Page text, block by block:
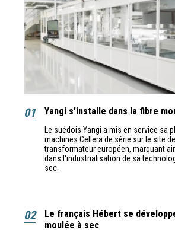
01 Yangi s'installe dans la fibre
Le suédois Yangi a mis en service sa
machines Cellera de série sur le site
transformateur européen, marquant
dans l'industrialisation de sa
sec.
02
Le français Hébert se
moulée à sec